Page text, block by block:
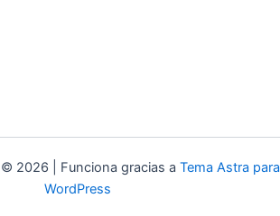
2026 | Funciona gracias a Tema Astra para
WordPress